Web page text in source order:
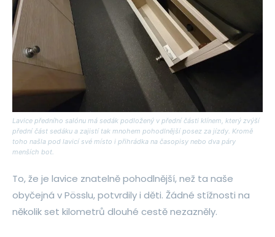
Lavice předního salónu má sedák podložený v přední části klínem, který zvýší
přední část sedáku a zajistí tak mnohem pohodlnější posez za jízdy. Kromě
toho našla pod lavicí své místo i přihrádka na časopisy nebo dva páry
menších bot.
To, že je lavice znatelně pohodlnější, než ta naše
obyčejná v Pösslu, potvrdily i děti. Žádné stížnosti na
několik set kilometrů dlouhé cestě nezazněly.